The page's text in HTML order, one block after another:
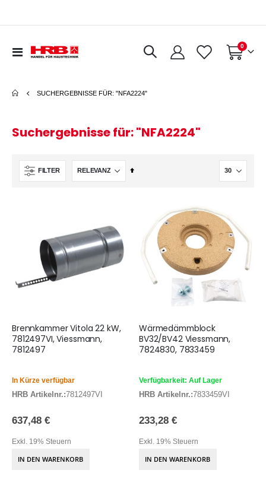
Navigation
Warenkorb
0Artikel
SUCHERGEBNISSE FÜR: "NFA2224"
Suchergebnisse für: "NFA2224"
FILTER
In
Brennkammer Vitola 22 kW,
7812497VI, Viessmann,
7812497
In Kürze verfügbar
HRB Artikelnr.:7812497VI
637,48 €
Exkl. 19% Steuern
IN DEN WARENKORB
Wärmedämmblock
BV32/BV42 Viessmann,
7824830, 7833459
Verfügbarkeit: Auf Lager
HRB Artikelnr.:7833459VI
233,28 €
Exkl. 19% Steuern
IN DEN WARENKORB